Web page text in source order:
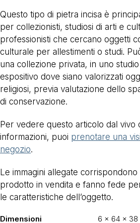
Questo tipo di pietra incisa è
per collezionisti, studiosi di arti e
professionisti che cercano oggetti
culturale per allestimenti o studi.
una collezione privata, in uno
espositivo dove siano valorizzati
religiosi, previa valutazione dello
di conservazione.
Per vedere questo articolo dal vivo
informazioni, puoi prenotare una
negozio.
Le immagini allegate corrispondono
prodotto in vendita e fanno fede
le caratteristiche dell’oggetto.
Dimensioni 6 × 64 × 38